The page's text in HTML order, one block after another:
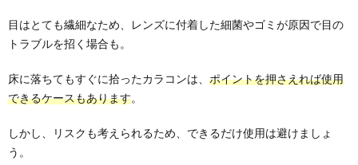
目はとても繊細なため、レンズに付着した細菌やゴミが原因で目の
トラブルを招く場合も。
床に落ちてもすぐに拾ったカラコンは、 ポイントを押さえれば使用
できるケースもあります。
しかし、リスクも考えられるため、できるだけ使用は避けましょ
う。